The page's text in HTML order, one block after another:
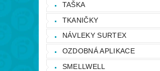
TAŠKA
TKANIČKY
NÁVLEKY SURTEX
OZDOBNÁ APLIKACE
SMELLWELL